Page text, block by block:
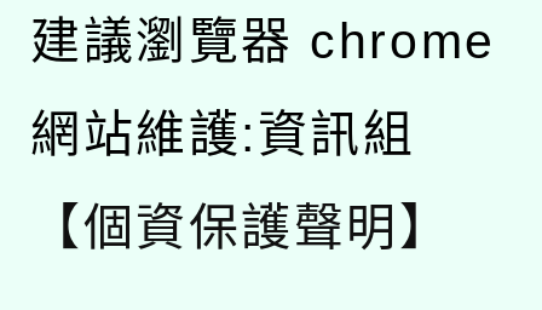
建議瀏覽器 chrome
網站維護:資訊組
【個資保護聲明】